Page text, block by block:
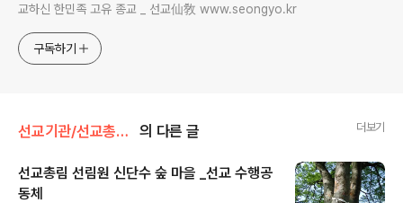
교하신 한민족 고유 종교 _ 선교仙敎 www.seongyo.kr
구독하기
선교기관/선교총림선림원 의 다른 글 더보기
선교총림 선림원 신단수 숲 마을 _선교 수행공
동체